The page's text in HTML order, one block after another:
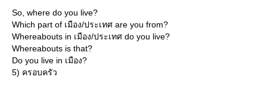
So, where do you live?
Which part of เมือง/ประเทศ are you from?
Whereabouts in เมือง/ประเทศ do you live?
Whereabouts is that?
Do you live in เมือง?
5) ครอบครัว